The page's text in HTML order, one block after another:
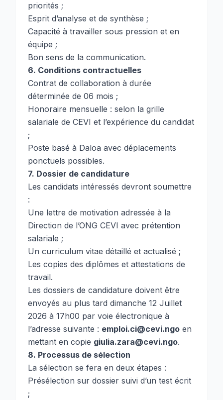
priorités ;
Esprit d’analyse et de synthèse ;
Capacité à travailler sous pression et en
équipe ;
Bon sens de la communication.
6. Conditions contractuelles
Contrat de collaboration à durée
déterminée de 06 mois ;
Honoraire mensuelle : selon la grille
salariale de CEVI et l’expérience du candidat
;
Poste basé à Daloa avec déplacements
ponctuels possibles.
7. Dossier de candidature
Les candidats intéressés devront soumettre
:
Une lettre de motivation adressée à la
Direction de l’ONG CEVI avec prétention
salariale ;
Un curriculum vitae détaillé et actualisé ;
Les copies des diplômes et attestations de
travail.
Les dossiers de candidature doivent être
envoyés au plus tard dimanche 12 Juillet
2026 à 17h00 par voie électronique à
l’adresse suivante : emploi.ci@cevi.ngo en
mettant en copie giulia.zara@cevi.ngo.
8. Processus de sélection
La sélection se fera en deux étapes :
Présélection sur dossier suivi d’un test écrit
;